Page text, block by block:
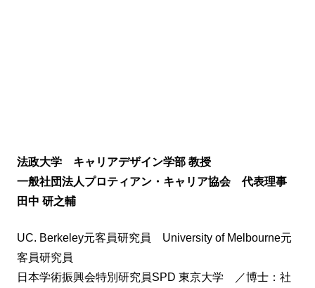
法政大学 キャリアデザイン学部 教授
一般社団法人プロティアン・キャリア協会 代表理事
田中 研之輔
UC. Berkeley元客員研究員 University of Melbourne元
客員研究員
日本学術振興会特別研究員SPD 東京大学 ／博士：社